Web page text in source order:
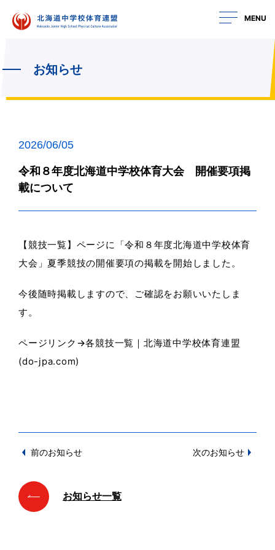
MENU
お知らせ
2026/06/05
令和８年度北海道中学校体育大会 開催要項掲
載について
【競技一覧】ページに「令和８年度北海道中学校体育
大会」夏季競技の開催要項の掲載を開始しました。
今後随時掲載しますので、ご確認をお願いいたしま
す。
ページリンク→各競技一覧｜北海道中学校体育連盟
(do-jpa.com)
前のお知らせ 次のお知らせ
お知らせ一覧